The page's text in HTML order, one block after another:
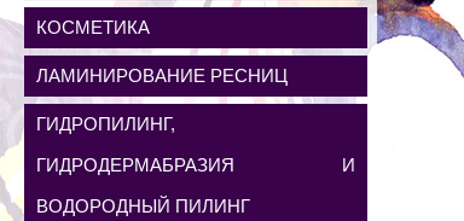
КОСМЕТИКА
ЛАМИНИРОВАНИЕ РЕСНИЦ
ГИДРОПИЛИНГ,
ГИДРОДЕРМАБРАЗИЯ И
ВОДОРОДНЫЙ ПИЛИНГ